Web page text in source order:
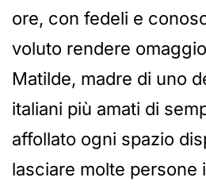
ore, con fedeli e
voluto rendere
Matilde, madre di uno
italiani più amati di
affollato ogni spazio
lasciare molte persone